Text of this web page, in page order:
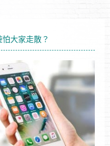
大家走散？